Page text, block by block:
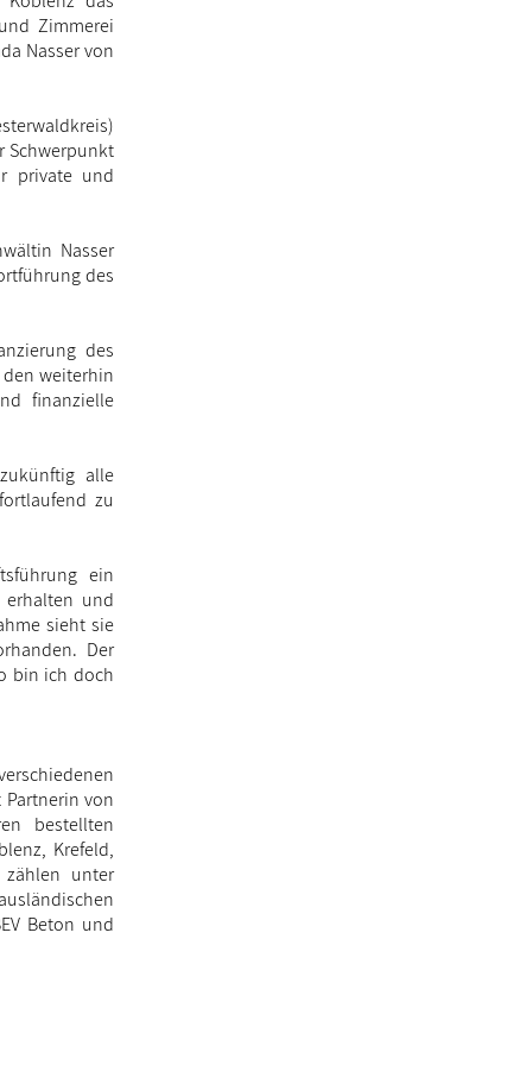
Zimmerei
Nasser von
Schwerpunkt
private und
Nasser
des
des
weiterhin
finanzielle
alle
zu
ein
erhalten und
sieht sie
Der
bin ich doch
von
bestellten
Krefeld,
zählen unter
Beton und